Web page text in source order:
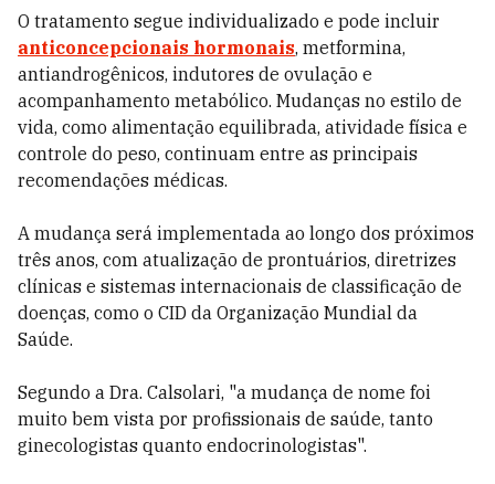
O tratamento segue individualizado e pode incluir
anticoncepcionais hormonais, metformina,
antiandrogênicos, indutores de ovulação e
acompanhamento metabólico. Mudanças no estilo de
vida, como alimentação equilibrada, atividade física e
controle do peso, continuam entre as principais
recomendações médicas.
A mudança será implementada ao longo dos próximos
três anos, com atualização de prontuários, diretrizes
clínicas e sistemas internacionais de classificação de
doenças, como o CID da Organização Mundial da
Saúde.
Segundo a Dra. Calsolari, "a mudança de nome foi
muito bem vista por profissionais de saúde, tanto
ginecologistas quanto endocrinologistas".